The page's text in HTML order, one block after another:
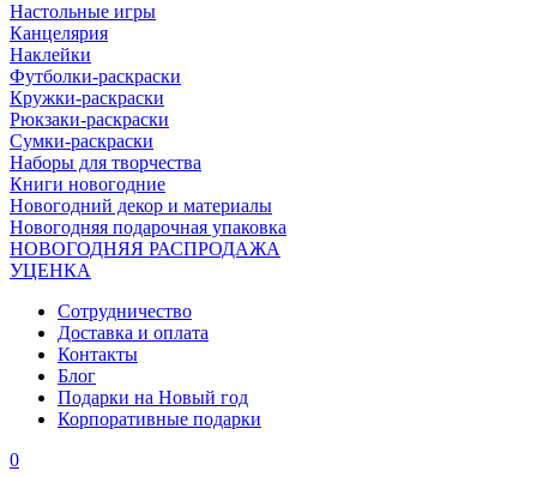
Настольные игры
Канцелярия
Наклейки
Футболки-раскраски
Кружки-раскраски
Рюкзаки-раскраски
Сумки-раскраски
Наборы для творчества
Книги новогодние
Новогодний декор и материалы
Новогодняя подарочная упаковка
НОВОГОДНЯЯ РАСПРОДАЖА
УЦЕНКА
Сотрудничество
Доставка и оплата
Контакты
Блог
Подарки на Новый год
Корпоративные подарки
0